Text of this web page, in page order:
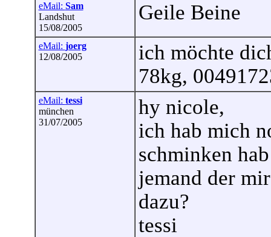
eMail: Sam
Landshut
15/08/2005
Geile Beine
eMail: joerg
12/08/2005
ich möchte
78kg,
eMail: tessi
münchen
31/07/2005
hy nicole,
ich hab mich
schminken
jemand der
dazu?
tessi